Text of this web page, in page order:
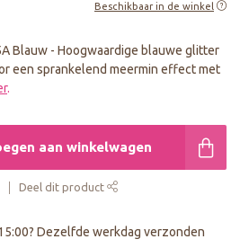
Beschikbaar in de winkel
Blauw - Hoogwaardige blauwe glitter
een sprankelend meermin effect met
.
aan winkelwagen
Deel dit product
Dezelfde werkdag verzonden